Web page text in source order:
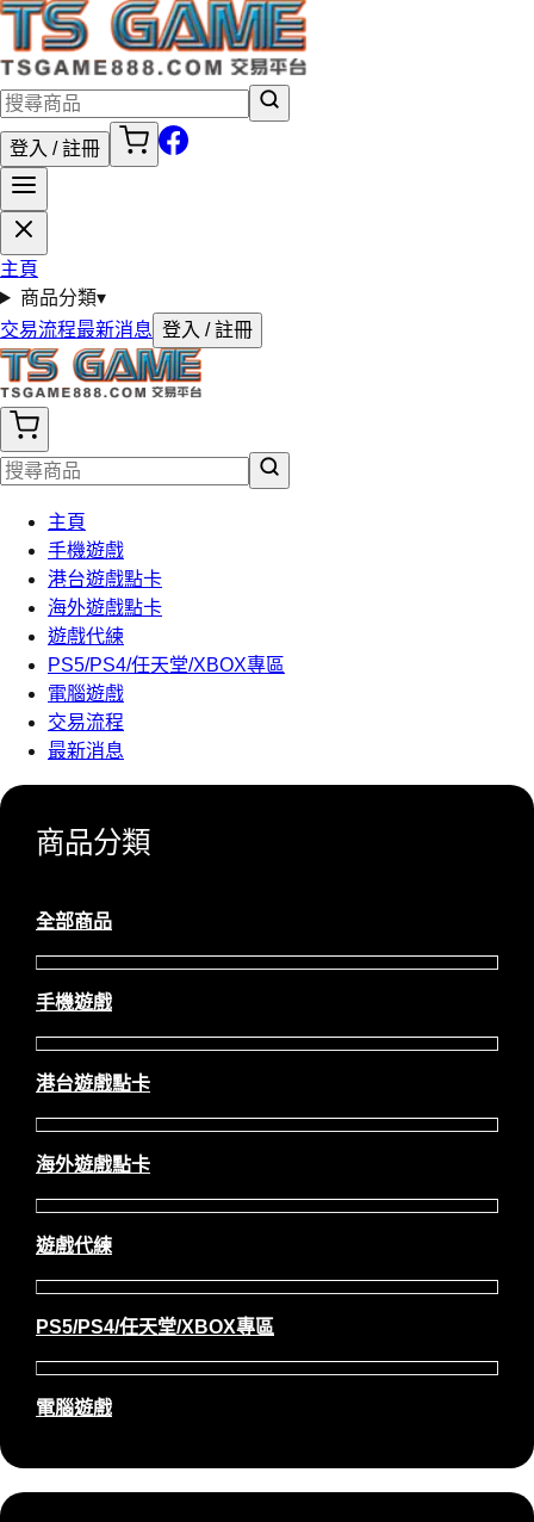
登入 / 註冊
主頁
商品分類▾
交易流程最新消息 登入 / 註冊
主頁
手機遊戲
港台遊戲點卡
海外遊戲點卡
遊戲代練
PS5/PS4/任天堂/XBOX專區
電腦遊戲
交易流程
最新消息
商品分類
全部商品
手機遊戲
港台遊戲點卡
海外遊戲點卡
遊戲代練
PS5/PS4/任天堂/XBOX專區
電腦遊戲